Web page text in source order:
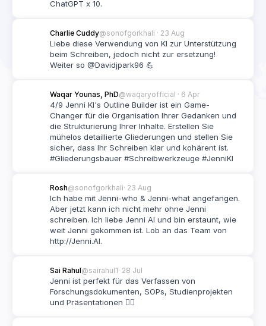
ChatGPT x 10.
Charlie Cuddy@sonofgorkhali · 23 Aug
Liebe diese Verwendung von KI zur Unterstützung
beim Schreiben, jedoch nicht zur ersetzung!
Weiter so @Davidjpark96 💪
Waqar Younas, PhD@waqaryofficial · 6 Apr
4/9 Jenni KI's Outline Builder ist ein Game-
Changer für die Organisation Ihrer Gedanken und
die Strukturierung Ihrer Inhalte. Erstellen Sie
mühelos detaillierte Gliederungen und stellen Sie
sicher, dass Ihr Schreiben klar und kohärent ist.
#Gliederungsbauer #Schreibwerkzeuge #JenniKI
Rosh@sonofgorkhali· 23 Aug
Ich habe mit Jenni-who & Jenni-what angefangen.
Aber jetzt kann ich nicht mehr ohne Jenni
schreiben. Ich liebe Jenni AI und bin erstaunt, wie
weit Jenni gekommen ist. Lob an das Team von
http://Jenni.AI.
Sai Rahul@sairahul1· 28 Jul
Jenni ist perfekt für das Verfassen von
Forschungsdokumenten, SOPs, Studienprojekten
und Präsentationen 👌🏽